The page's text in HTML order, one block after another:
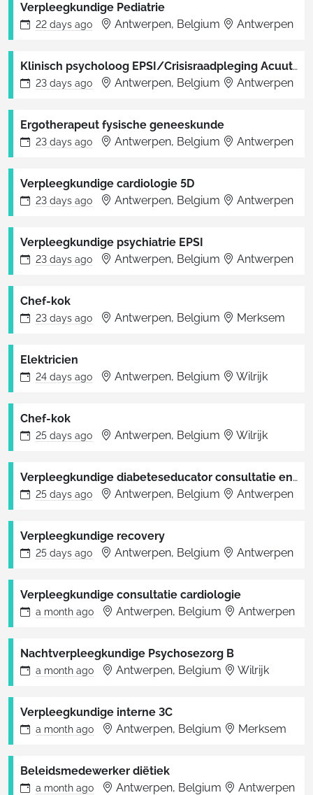
Verpleegkundige Pediatrie
22 days ago Antwerpen, Belgium Antwerpen
Klinisch psycholoog EPSI/Crisisraadpleging Acuut Traject Psychiatrie
23 days ago Antwerpen, Belgium Antwerpen
Ergotherapeut fysische geneeskunde
23 days ago Antwerpen, Belgium Antwerpen
Verpleegkundige cardiologie 5D
23 days ago Antwerpen, Belgium Antwerpen
Verpleegkundige psychiatrie EPSI
23 days ago Antwerpen, Belgium Antwerpen
Chef-kok
23 days ago Antwerpen, Belgium Merksem
Elektricien
24 days ago Antwerpen, Belgium Wilrijk
Chef-kok
25 days ago Antwerpen, Belgium Wilrijk
Verpleegkundige diabeteseducator consultatie endocrinologie
25 days ago Antwerpen, Belgium Antwerpen
Verpleegkundige recovery
25 days ago Antwerpen, Belgium Antwerpen
Verpleegkundige consultatie cardiologie
a month ago Antwerpen, Belgium Antwerpen
Nachtverpleegkundige Psychosezorg B
a month ago Antwerpen, Belgium Wilrijk
Verpleegkundige interne 3C
a month ago Antwerpen, Belgium Merksem
Beleidsmedewerker diëtiek
a month ago Antwerpen, Belgium Antwerpen